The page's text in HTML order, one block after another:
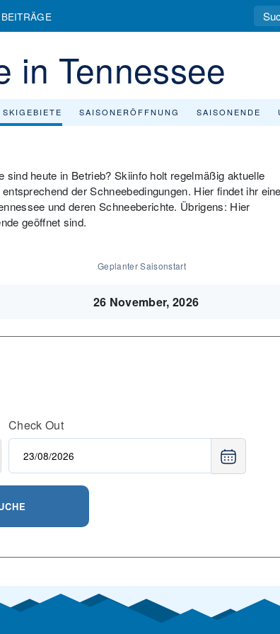
BEITRÄGE
in Tennessee
SAISONERÖFFNUNG SAISONENDE
heute in Betrieb? Skiinfo holt regelmäßig aktuelle
der Schneebedingungen. Hier findet ihr eine
und deren Schneeberichte. Übrigens: Hier
geöffnet sind.
Geplanter Saisonstart
26 November, 2026
Check Out